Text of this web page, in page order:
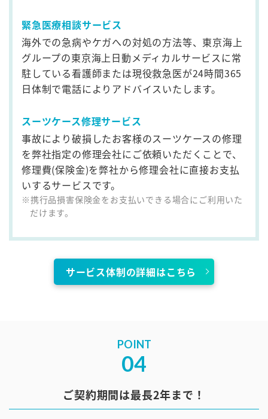
緊急医療相談サービス
海外での急病やケガへの対処の方法等、東京海上
グループの東京海上日動メディカルサービスに常
駐している看護師または現役救急医が24時間365
日体制で電話によりアドバイスいたします。
スーツケース修理サービス
事故により破損したお客様のスーツケースの修理
を弊社指定の修理会社にご依頼いただくことで、
修理費(保険金)を弊社から修理会社に直接お支払
いするサービスです。
携行品損害保険金をお支払いできる場合にご利用いた
だけます。
サービス体制の詳細はこちら
POINT
04
ご契約期間は最長2年まで！